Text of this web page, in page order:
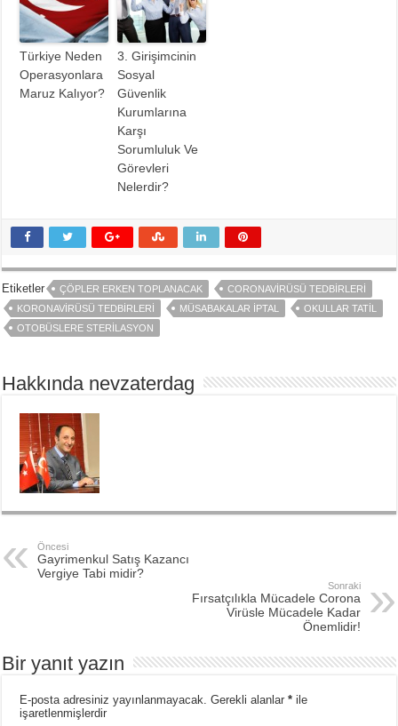
Türkiye Neden
Operasyonlara
Maruz Kalıyor?
3. Girişimcinin
Sosyal
Güvenlik
Kurumlarına
Karşı
Sorumluluk Ve
Görevleri
Nelerdir?
Etiketler ÇÖPLER ERKEN TOPLANACAK
CORONAVIRÜSÜ TEDBIRLERI
KORONAVIRÜSÜ TEDBIRLERI
MÜSABAKALAR İPTAL
OKULLAR TATIL
OTOBÜSLERE STERILASYON
Hakkında nevzaterdag
Öncesi
Gayrimenkul Satış Kazancı
Vergiye Tabi midir?
Sonraki
Fırsatçılıkla Mücadele Corona
Virüsle Mücadele Kadar
Önemlidir!
Bir yanıt yazın
E-posta adresiniz yayınlanmayacak. Gerekli alanlar* ile
işaretlenmişlerdir